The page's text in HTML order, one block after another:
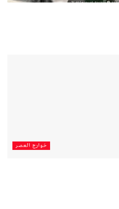
خوارج العصر